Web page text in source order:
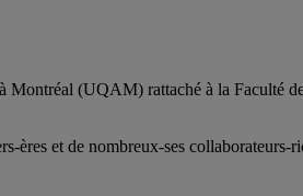
(UQAM) rattaché à la Faculté
-ères et de nombreux-ses collaborateurs-